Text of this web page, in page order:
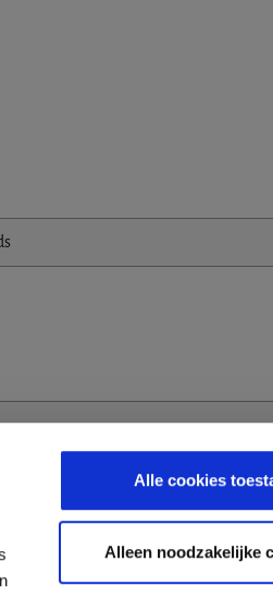
Alle cookies
Alleen noodzakelijke